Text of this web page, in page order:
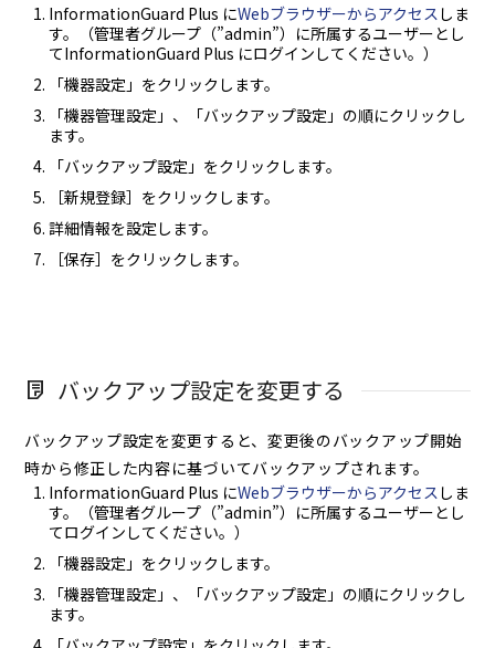
InformationGuard Plus にWebブラウザーからアクセス しま
す。（管理者グループ（”admin”）に所属するユーザーとし
てInformationGuard Plus にログインしてください。）
「機器設定」をクリックします。
「機器管理設定」、「バックアップ設定」の順にクリックし
ます。
「バックアップ設定」をクリックします。
［新規登録］をクリックします。
詳細情報を設定します。
［保存］をクリックします。
バックアップ設定を変更する
バックアップ設定を変更すると、変更後のバックアップ開始
時から修正した内容に基づいてバックアップされます。
InformationGuard Plus にWebブラウザーからアクセス しま
す。（管理者グループ（”admin”）に所属するユーザーとし
てログインしてください。）
「機器設定」をクリックします。
「機器管理設定」、「バックアップ設定」の順にクリックし
ます。